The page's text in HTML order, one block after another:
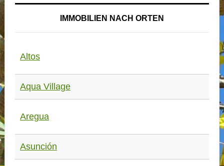
IMMOBILIEN NACH ORTEN
Altos
Aqua Village
Aregua
Asunción